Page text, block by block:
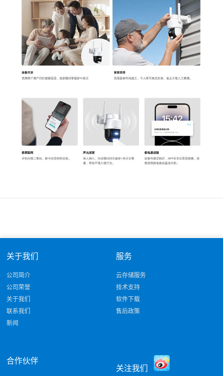
关于我们
公司简介
公司荣誉
关于我们
联系我们
新闻
服务
云存储服务
技术支持
软件下载
售后政策
合作伙伴
关注我们